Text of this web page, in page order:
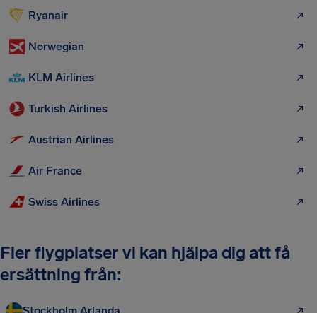
Ryanair
Norwegian
KLM Airlines
Turkish Airlines
Austrian Airlines
Air France
Swiss Airlines
Fler flygplatser vi kan hjälpa dig att få
ersättning från: